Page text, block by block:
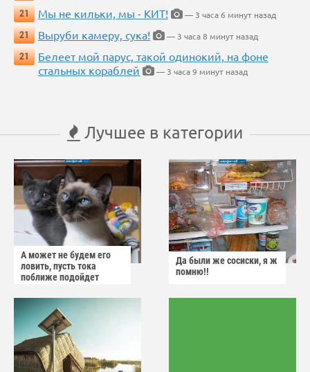
21
Мы не кильки, мы - КИТ!
— 3 часа 6 минут назад
21
Выруби камеру, сука!
— 3 часа 8 минут назад
21
Белеет мой парус, такой одинокий, на фоне
стальных кораблей
— 3 часа 9 минут назад
Лучшее в категории
А может не будем его
ловить, пусть тока
поближе подойдет
Да были же сосиски, я ж
помню!!